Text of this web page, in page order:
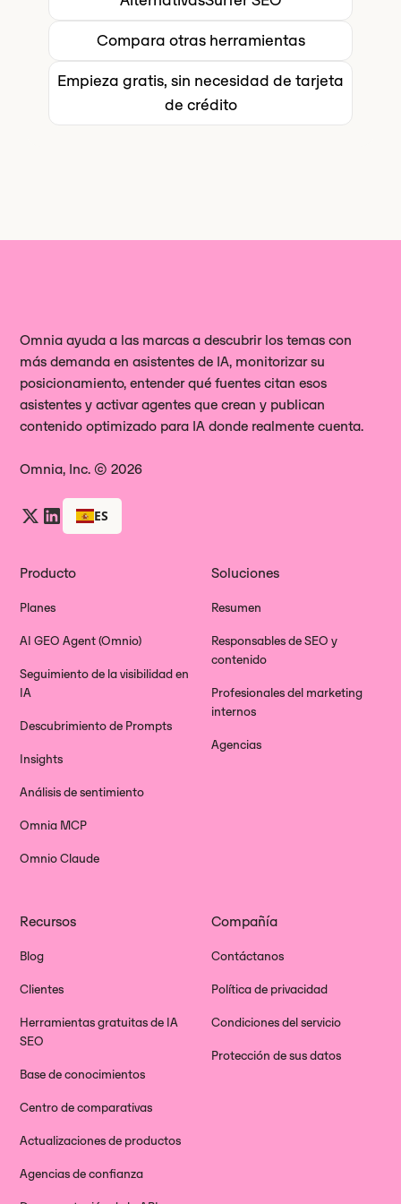
contenidos: muestra dónde apareces,
posicionamiento.
motores de IA.
en la búsqueda de Google, te seguirá
interesando una herramienta como
Surfer SEO un editor de contenido
similar. Omnia Visibilidad en IA que
SEO tradicionales SEO no cubren.
o generación de informes. Surfer SEO
ofrece un conector MCP.
Compara otras herramientas
Empieza gratis, sin necesidad de tarjeta
de crédito
Omnia ayuda a las marcas a descubrir los temas con
más demanda en asistentes de IA, monitorizar su
posicionamiento, entender qué fuentes citan esos
asistentes y activar agentes que crean y publican
contenido optimizado para IA donde realmente cuenta.
Omnia, Inc. © 2026
ES
Producto
Planes
AI GEO Agent (Omnio)
Seguimiento de la visibilidad en
IA
Descubrimiento de Prompts
Insights
Análisis de sentimiento
Omnia MCP
Omnio Claude
Soluciones
Resumen
Responsables de SEO y
contenido
Profesionales del marketing
internos
Agencias
Recursos
Blog
Clientes
Herramientas gratuitas de IA
SEO
Base de conocimientos
Centro de comparativas
Actualizaciones de productos
Agencias de confianza
Compañía
Contáctanos
Política de privacidad
Condiciones del servicio
Protección de sus datos